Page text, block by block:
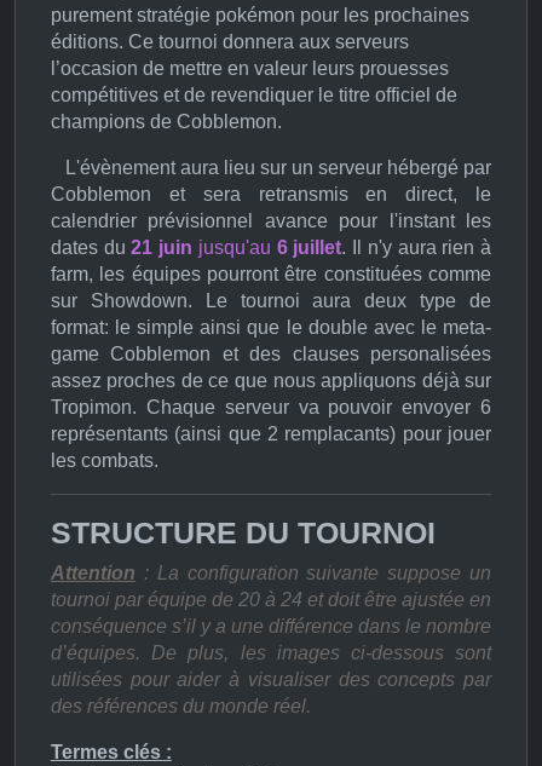
purement stratégie pokémon pour les prochaines
éditions. Ce tournoi donnera aux serveurs
l’occasion de mettre en valeur leurs prouesses
compétitives et de revendiquer le titre officiel de
champions de Cobblemon.
L'évènement aura lieu sur un serveur hébergé par
Cobblemon et sera retransmis en direct, le
calendrier prévisionnel avance pour l'instant les
dates du21 juin jusqu'au 6 juillet. Il n'y aura rien à
farm, les équipes pourront être constituées comme
sur Showdown. Le tournoi aura deux type de
format: le simple ainsi que le double avec le meta-
game Cobblemon et des clauses personalisées
assez proches de ce que nous appliquons déjà sur
Tropimon. Chaque serveur va pouvoir envoyer 6
représentants (ainsi que 2 remplacants) pour jouer
les combats.
STRUCTURE DU TOURNOI
Attention : La configuration suivante suppose un
tournoi par équipe de 20 à 24 et doit être ajustée en
conséquence s’il y a une différence dans le nombre
d’équipes. De plus, les images ci-dessous sont
utilisées pour aider à visualiser des concepts par
des références du monde réel.
Termes clés :